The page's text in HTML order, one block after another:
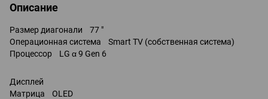
Описание
Размер диагонали 77 "
Операционная система Smart TV (собственная система)
Процессор LG α 9 Gen 6
Дисплей
Матрица OLED